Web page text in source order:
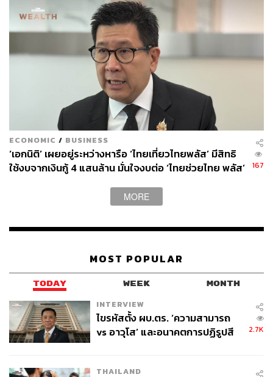
ECONOMIC / BUSINESS
‘เอกนิติ’ เผยอยู่ระหว่างหารือ ‘ไทยเที่ยวไทยพลัส’ มีสิทธิ
ใช้งบจากเงินกู้ 4 แสนล้าน มั่นใจงบต่อ ‘ไทยช่วยไทย พลัส’
167
MORE
MOST POPULAR
TODAY WEEK MONTH
INTERVIEW
ไขรหัสตั้ง ผบ.ตร. ‘ความสามารถ
vs อาวุโส’ และอนาคตการปฏิรูปสี
2.7K
THAILAND